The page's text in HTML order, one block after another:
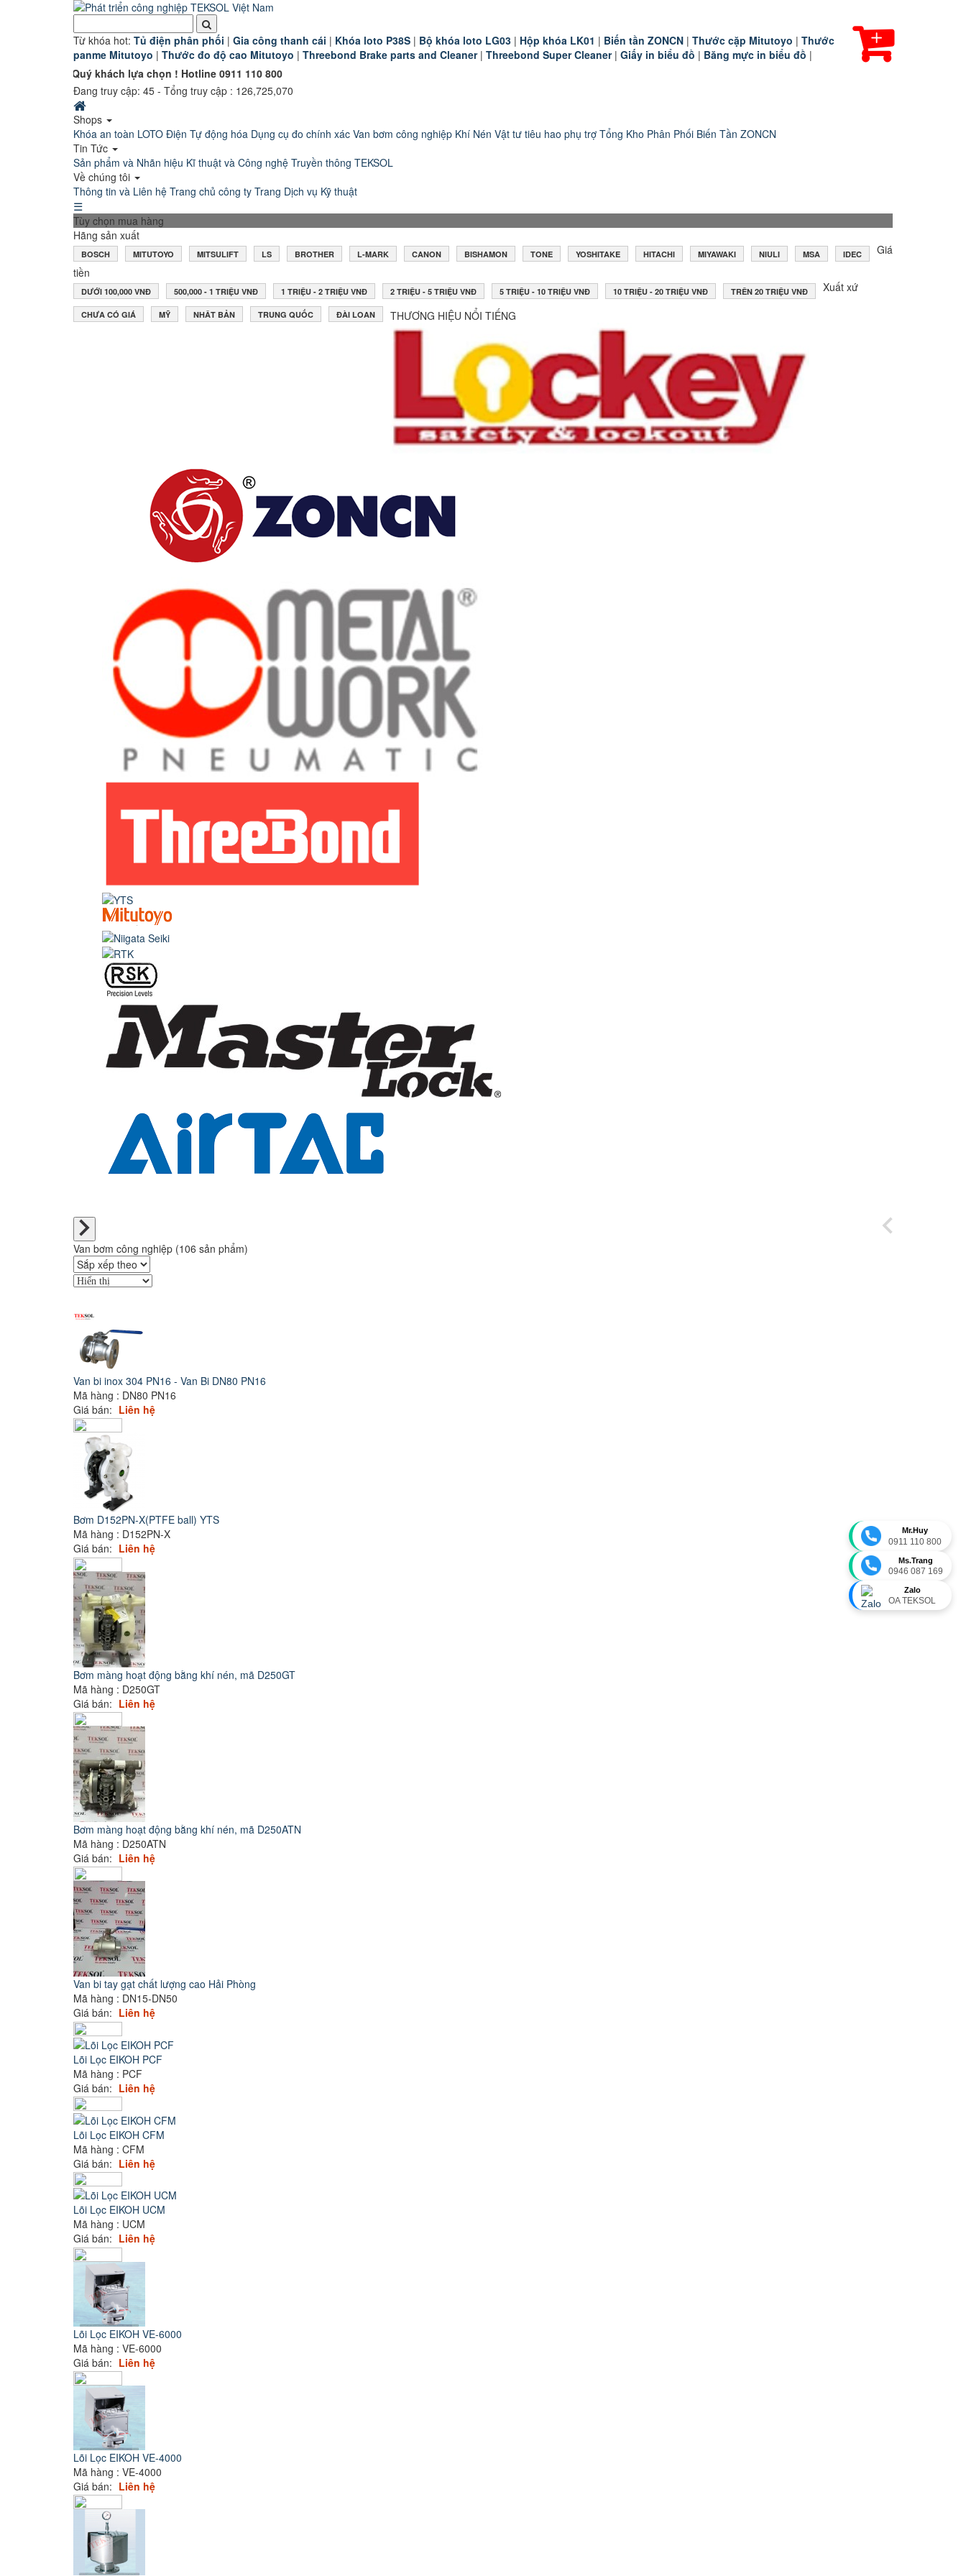
Mr.Huy
0911 110 800
Ms.Trang
0946 087 169
Zalo
OA TEKSOL
Từ khóa hot: Tủ điện phân phối | Gia công thanh cái | Khóa loto P38S | Bộ khóa loto LG03 | Hộp khóa LK01 | Biến tần ZONCN | Thước cặp Mitutoyo | Thước
panme Mitutoyo | Thước đo độ cao Mitutoyo | Threebond Brake parts and Cleaner| Threebond Super Cleaner| Giấy in biểu đồ | Băng mực in biểu đồ |
Quý khách lựa chọn ! Hotline 0911 110 800
Đang truy cập: 45 - Tổng truy cập : 126,725,070
Shops
Khóa an toàn LOTO Điện Tự động hóa Dụng cụ đo chính xác Van bơm công nghiệp Khí Nén Vật tư tiêu hao phụ trợ Tổng Kho Phân Phối Biến Tần ZONCN
Tin Tức
Sản phẩm và Nhãn hiệu Kĩ thuật và Công nghệ Truyền thông TEKSOL
Về chúng tôi
Thông tin và Liên hệ Trang chủ công ty Trang Dịch vụ Kỹ thuật
☰
Tùy chọn mua hàng
Hãng sản xuất
BOSCH MITUTOYO MITSULIFT LS BROTHER L-MARK CANON BISHAMON TONE YOSHITAKE HITACHI MIYAWAKI NIULI MSA IDEC
Giá
tiền
DƯỚI 100,000 VNĐ 500,000 - 1 TRIỆU VNĐ 1 TRIỆU - 2 TRIỆU VNĐ 2 TRIỆU - 5 TRIỆU VNĐ 5 TRIỆU - 10 TRIỆU VNĐ 10 TRIỆU - 20 TRIỆU VNĐ TRÊN 20 TRIỆU VNĐ
CHƯA CÓ GIÁ
Xuất xứ
MỸ NHÂT BẢN TRUNG QUỐC ĐÀI LOAN THƯƠNG HIỆU NỔI TIẾNG
Van bơm công nghiệp (106 sản phẩm)
Van bi inox 304 PN16 - Van Bi DN80 PN16
Mã hàng : DN80 PN16
Giá bán: Liên hệ
Bơm D152PN-X(PTFE ball) YTS
Mã hàng : D152PN-X
Giá bán: Liên hệ
Bơm màng hoạt động bằng khí nén, mã D250GT
Mã hàng : D250GT
Giá bán: Liên hệ
Bơm màng hoạt động bằng khí nén, mã D250ATN
Mã hàng : D250ATN
Giá bán: Liên hệ
Van bi tay gạt chất lượng cao Hải Phòng
Mã hàng : DN15-DN50
Giá bán: Liên hệ
Lõi Lọc EIKOH PCF
Mã hàng : PCF
Giá bán: Liên hệ
Lõi Lọc EIKOH CFM
Mã hàng : CFM
Giá bán: Liên hệ
Lõi Lọc EIKOH UCM
Mã hàng : UCM
Giá bán: Liên hệ
Lõi Lọc EIKOH VE-6000
Mã hàng : VE-6000
Giá bán: Liên hệ
Lõi Lọc EIKOH VE-4000
Mã hàng : VE-4000
Giá bán: Liên hệ